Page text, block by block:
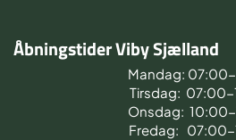
Åbningstider Viby Sjælland
Mandag:
Tirsdag: 07:00-
Onsdag:
Fredag: 07:00-